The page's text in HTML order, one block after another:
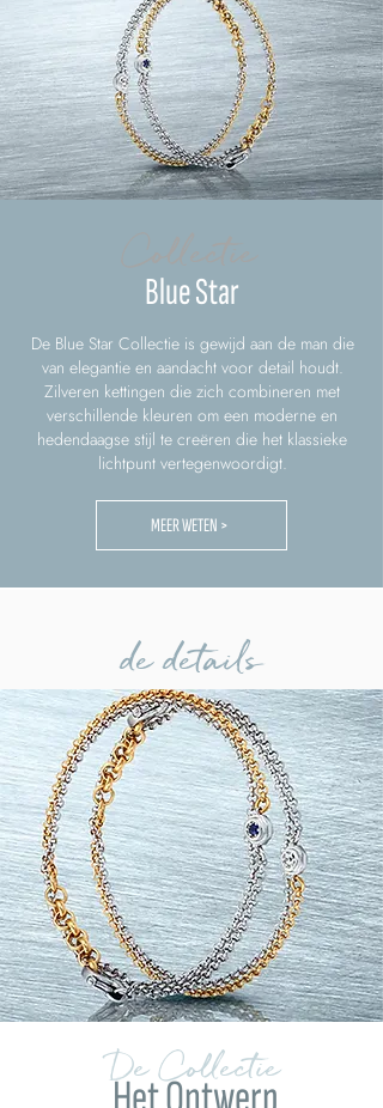
Blue Star
De Blue Star Collectie is gewijd aan de man die
van elegantie en aandacht voor detail houdt.
Zilveren kettingen die zich combineren met
verschillende kleuren om een moderne en
hedendaagse stijl te creëren die het klassieke
lichtpunt vertegenwoordigt.
MEER WETEN >
de details
De Collectie